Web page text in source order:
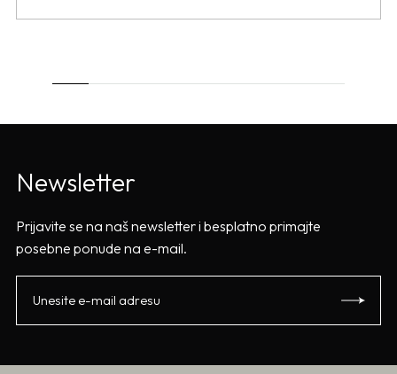
Newsletter
Prijavite se na naš newsletter i besplatno primajte
posebne ponude na e-mail.